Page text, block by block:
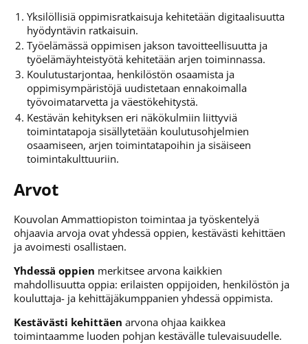
Yksilöllisiä oppimisratkaisuja kehitetään digitaalisuutta
hyödyntävin ratkaisuin.
Työelämässä oppimisen jakson tavoitteellisuutta ja
työelämäyhteistyötä kehitetään arjen toiminnassa.
Koulutustarjontaa, henkilöstön osaamista ja
oppimisympäristöjä uudistetaan ennakoimalla
työvoimatarvetta ja väestökehitystä.
Kestävän kehityksen eri näkökulmiin liittyviä
toimintatapoja sisällytetään koulutusohjelmien
osaamiseen, arjen toimintatapoihin ja sisäiseen
toimintakulttuuriin.
Arvot
Kouvolan Ammattiopiston toimintaa ja työskentelyä
ohjaavia arvoja ovat yhdessä oppien, kestävästi kehittäen
ja avoimesti osallistaen.
Yhdessä oppien merkitsee arvona kaikkien
mahdollisuutta oppia: erilaisten oppijoiden, henkilöstön ja
kouluttaja- ja kehittäjäkumppanien yhdessä oppimista.
Kestävästi kehittäen arvona ohjaa kaikkea
toimintaamme luoden pohjan kestävälle tulevaisuudelle.